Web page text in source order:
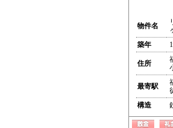
物件名
築年
住所
最寄駅
構造